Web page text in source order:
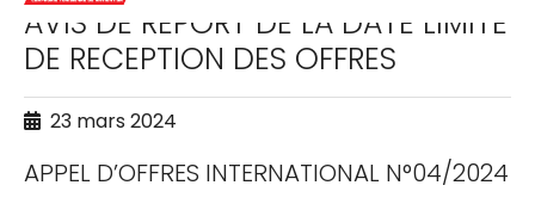
AVIS DE REPORT DE LA DATE LIMITE
DE RECEPTION DES OFFRES
23 mars 2024
APPEL D’OFFRES INTERNATIONAL N°04/2024